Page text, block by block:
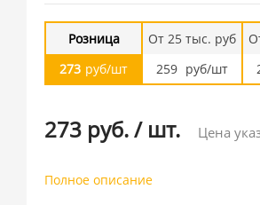
Розница
273 руб/шт
От 25 тыс. руб
259 руб/шт
273 руб./ шт. Цена
Полное описание